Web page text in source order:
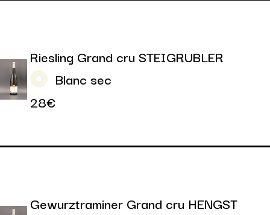
Riesling Grand cru STEIGRUBLER
Blanc sec
28€
Gewurztraminer Grand cru HENGST